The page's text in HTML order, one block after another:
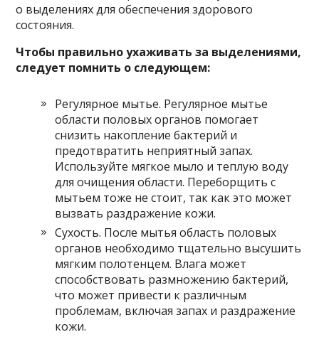
о выделениях для обеспечения здорового
состояния.
Чтобы правильно ухаживать за выделениями,
следует помнить о следующем:
Регулярное мытье. Регулярное мытье
области половых органов помогает
снизить накопление бактерий и
предотвратить неприятный запах.
Используйте мягкое мыло и теплую воду
для очищения области. Переборщить с
мытьем тоже не стоит, так как это может
вызвать раздражение кожи.
Сухость. После мытья область половых
органов необходимо тщательно высушить
мягким полотенцем. Влага может
способствовать размножению бактерий,
что может привести к различным
проблемам, включая запах и раздражение
кожи.